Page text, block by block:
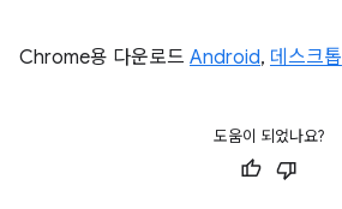
Chrome용 다운로드 Android, 데스크톱
도움이 되었나요?